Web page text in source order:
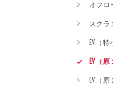
オフロ
スクラ
EV（特
EV（原
EV（原